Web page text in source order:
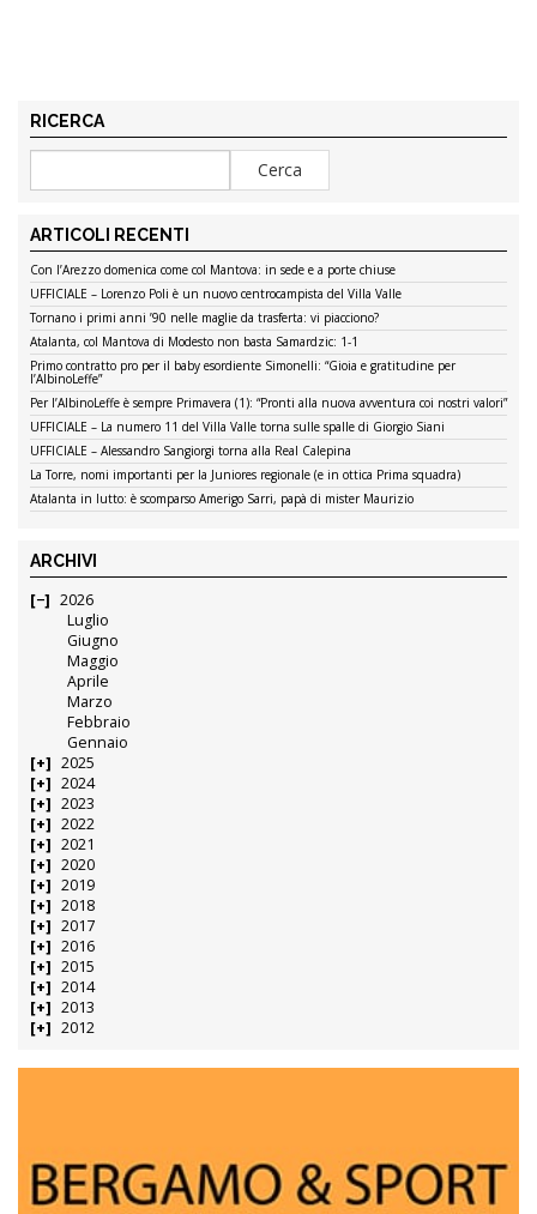
RICERCA
ARTICOLI RECENTI
Con l’Arezzo domenica come col Mantova: in sede e a porte chiuse
UFFICIALE – Lorenzo Poli è un nuovo centrocampista del Villa Valle
Tornano i primi anni ’90 nelle maglie da trasferta: vi piacciono?
Atalanta, col Mantova di Modesto non basta Samardzic: 1-1
Primo contratto pro per il baby esordiente Simonelli: “Gioia e gratitudine per
l’AlbinoLeffe”
Per l’AlbinoLeffe è sempre Primavera (1): “Pronti alla nuova avventura coi nostri valori”
UFFICIALE – La numero 11 del Villa Valle torna sulle spalle di Giorgio Siani
UFFICIALE – Alessandro Sangiorgi torna alla Real Calepina
La Torre, nomi importanti per la Juniores regionale (e in ottica Prima squadra)
Atalanta in lutto: è scomparso Amerigo Sarri, papà di mister Maurizio
ARCHIVI
2026
Luglio
Giugno
Maggio
Aprile
Marzo
Febbraio
Gennaio
2025
2024
2023
2022
2021
2020
2019
2018
2017
2016
2015
2014
2013
2012